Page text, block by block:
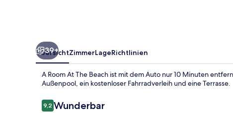
39+
ÜbersichtZimmerLageRichtlinien
A Room At The Beach ist mit dem Auto nur 10 Minuten
Außenpool, ein kostenloser Fahrradverleih und eine Terrasse.
Bewertungen
9,29,2 von 10.
Wunderbar